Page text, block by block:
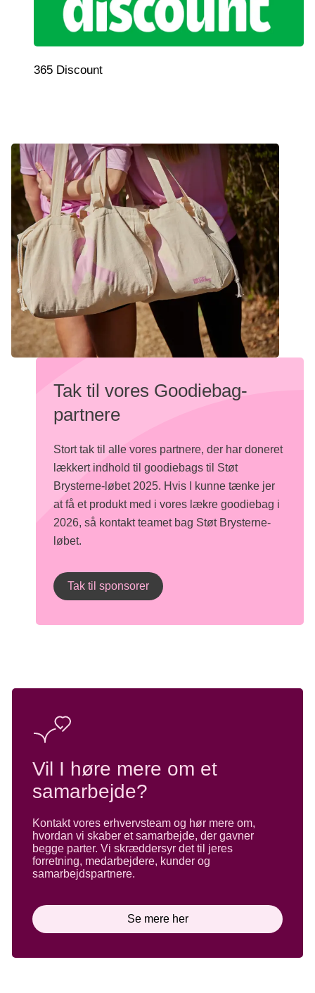
365 Discount
Tak til vores Goodiebag-
partnere
Stort tak til alle vores partnere, der har doneret
lækkert indhold til goodiebags til Støt
Brysterne-løbet 2025. Hvis I kunne tænke jer
at få et produkt med i vores lækre goodiebag i
2026, så kontakt teamet bag Støt Brysterne-
løbet.
Tak til sponsorer
Vil I høre mere om et
samarbejde?
Kontakt vores erhvervsteam og hør mere om,
hvordan vi skaber et samarbejde, der gavner
begge parter. Vi skræddersyr det til jeres
forretning, medarbejdere, kunder og
samarbejdspartnere.
Se mere her